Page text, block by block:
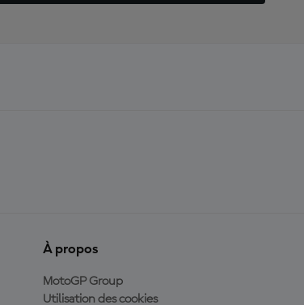
À propos
MotoGP Group
Utilisation des cookies